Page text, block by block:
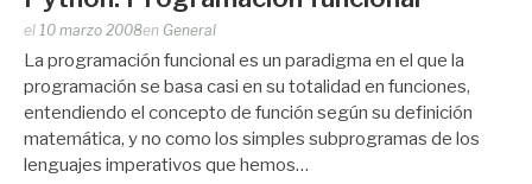
Publicado
por
Zootropo
el 10 marzo 2008en General
La programación funcional es un paradigma en el que la
programación se basa casi en su totalidad en funciones,
entendiendo el concepto de función según su definición
matemática, y no como los simples subprogramas de los
lenguajes imperativos que hemos…